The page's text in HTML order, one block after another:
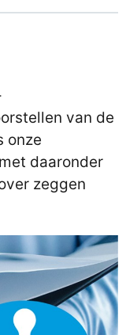
van de
onze
daaronder
zeggen